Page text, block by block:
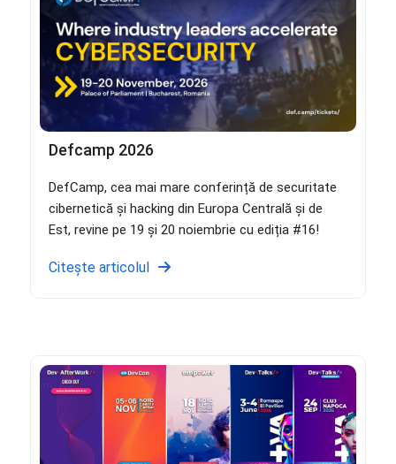
Defcamp 2026
DefCamp, cea mai mare conferință de securitate
cibernetică și hacking din Europa Centrală și de
Est, revine pe 19 și 20 noiembrie cu ediția #16!
Citește articolul